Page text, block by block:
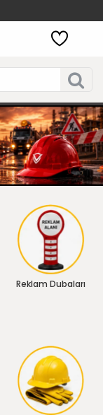
Reklam Dubaları